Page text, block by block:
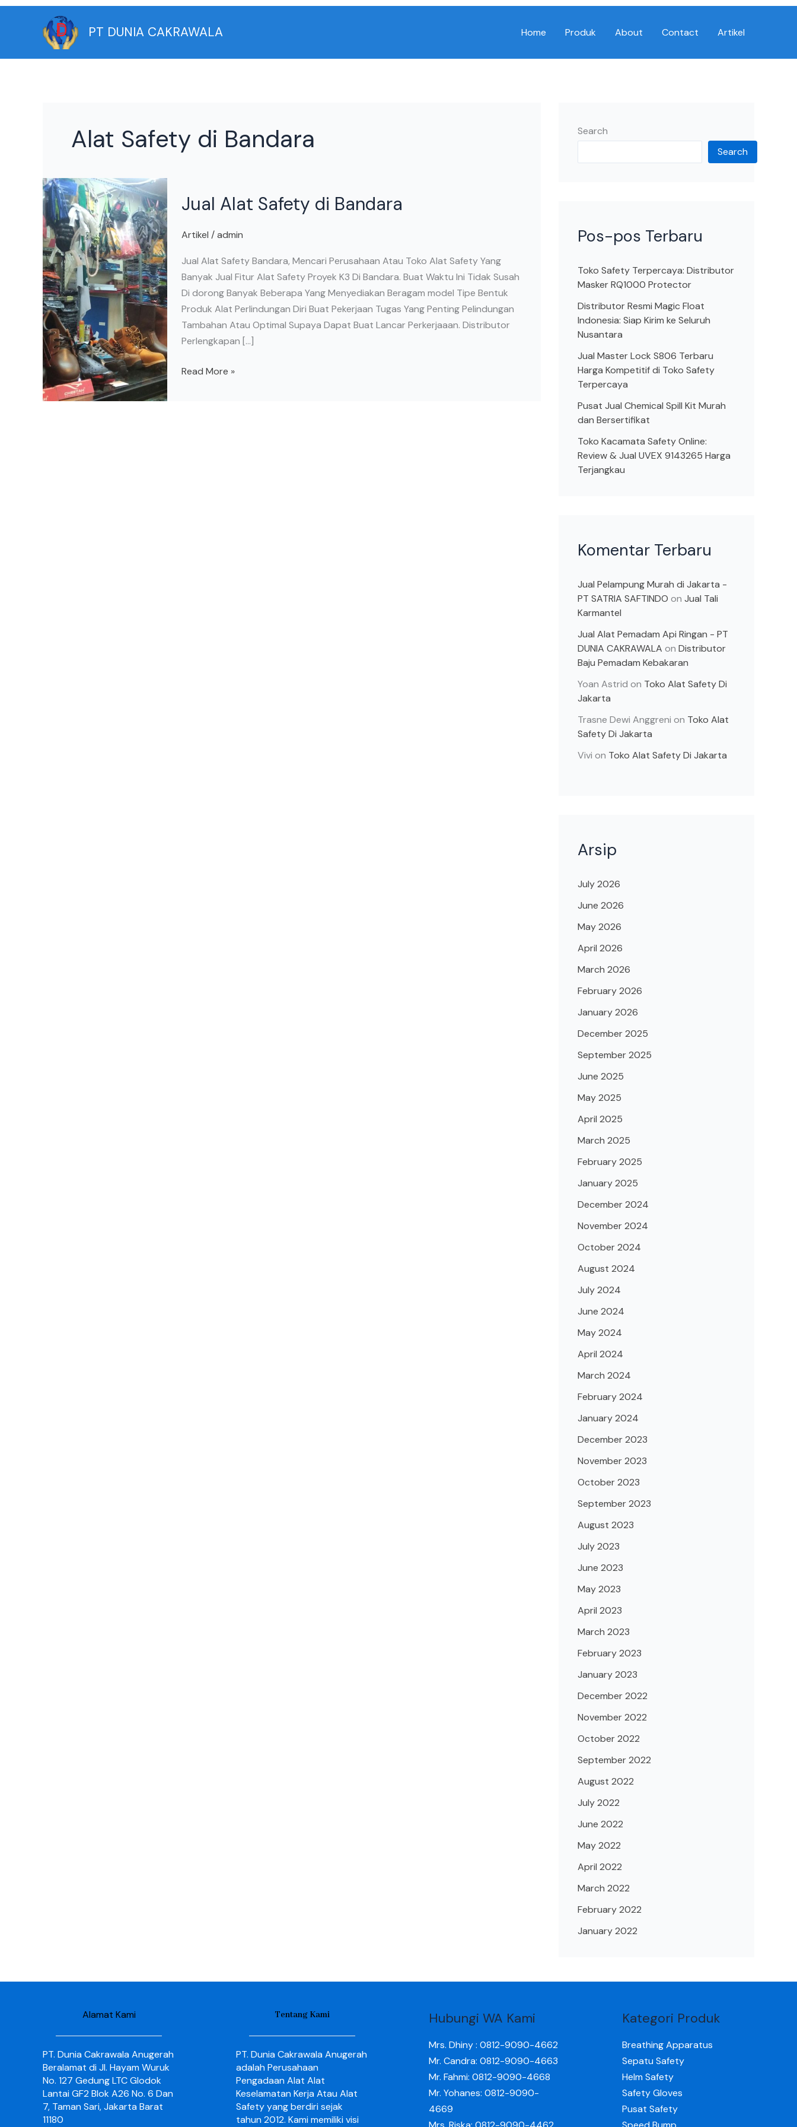
Skip
PT DUNIA CAKRAWALA Home Produk About Contact Artikel
Alat Safety di Bandara
Jual Alat Safety di Bandara
Artikel /admin
Jual Alat Safety Bandara, Mencari Perusahaan Atau Toko Alat Safety Yang
Banyak Jual Fitur Alat Safety Proyek K3 Di Bandara. Buat Waktu Ini Tidak Susah
Di dorong Banyak Beberapa Yang Menyediakan Beragam model Tipe Bentuk
Produk Alat Perlindungan Diri Buat Pekerjaan Tugas Yang Penting Pelindungan
Tambahan Atau Optimal Supaya Dapat Buat Lancar Perkerjaaan. Distributor
Perlengkapan […]
Alat
di
Read More »
Search
Search
Pos-pos Terbaru
Toko Safety Terpercaya: Distributor
Masker RQ1000 Protector
Distributor Resmi Magic Float
Indonesia: Siap Kirim ke Seluruh
Nusantara
Jual Master Lock S806 Terbaru
Harga Kompetitif di Toko Safety
Terpercaya
Pusat Jual Chemical Spill Kit Murah
dan Bersertifikat
Toko Kacamata Safety Online:
Review & Jual UVEX 9143265 Harga
Terjangkau
Komentar Terbaru
Jual Pelampung Murah di Jakarta -
PT SATRIA SAFTINDO on Jual Tali
Karmantel
Jual Alat Pemadam Api Ringan - PT
DUNIA CAKRAWALA on Distributor
Baju Pemadam Kebakaran
Yoan Astrid on Toko Alat Safety Di
Jakarta
Trasne Dewi Anggreni on Toko Alat
Safety Di Jakarta
Vivi on Toko Alat Safety Di Jakarta
Arsip
July 2026
June 2026
May 2026
April 2026
March 2026
February 2026
January 2026
December 2025
September 2025
June 2025
May 2025
April 2025
March 2025
February 2025
January 2025
December 2024
November 2024
October 2024
August 2024
July 2024
June 2024
May 2024
April 2024
March 2024
February 2024
January 2024
December 2023
November 2023
October 2023
September 2023
August 2023
July 2023
June 2023
May 2023
April 2023
March 2023
February 2023
January 2023
December 2022
November 2022
October 2022
September 2022
August 2022
July 2022
June 2022
May 2022
April 2022
March 2022
February 2022
January 2022
Alamat Kami
PT. Dunia Cakrawala Anugerah
Beralamat di Jl. Hayam Wuruk
No. 127 Gedung LTC Glodok
Lantai GF2 Blok A26 No. 6 Dan
7, Taman Sari, Jakarta Barat
11180
Tentang Kami
PT. Dunia Cakrawala Anugerah
adalah Perusahaan
Pengadaan Alat Alat
Keselamatan Kerja Atau Alat
Safety yang berdiri sejak
tahun 2012. Kami memiliki visi
Hubungi WA Kami
Mrs. Dhiny : 0812-9090-4662
Mr. Candra: 0812-9090-4663
Mr. Fahmi: 0812-9090-4668
Mr. Yohanes: 0812-9090-
4669
Kategori Produk
Breathing Apparatus
Sepatu Safety
Helm Safety
Safety Gloves
Pusat Safety